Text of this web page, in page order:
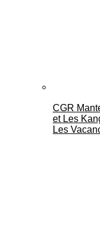
CGR
et Les
Les